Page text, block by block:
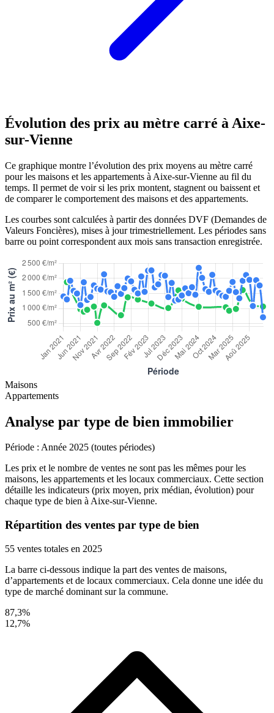
Évolution des prix au mètre carré à Aixe-
sur-Vienne
Ce graphique montre l’évolution des prix moyens au mètre carré
pour les maisons et les appartements à Aixe-sur-Vienne au fil du
temps. Il permet de voir si les prix montent, stagnent ou baissent et
de comparer le comportement des maisons et des appartements.
Les courbes sont calculées à partir des données DVF (Demandes de
Valeurs Foncières), mises à jour trimestriellement. Les périodes sans
barre ou point correspondent aux mois sans transaction enregistrée.
Maisons
Appartements
Analyse par type de bien immobilier
Période : Année 2025 (toutes périodes)
Les prix et le nombre de ventes ne sont pas les mêmes pour les
maisons, les appartements et les locaux commerciaux. Cette section
détaille les indicateurs (prix moyen, prix médian, évolution) pour
chaque type de bien à Aixe-sur-Vienne.
Répartition des ventes par type de bien
55 ventes totales en 2025
La barre ci-dessous indique la part des ventes de maisons,
d’appartements et de locaux commerciaux. Cela donne une idée du
type de marché dominant sur la commune.
87,3%
12,7%